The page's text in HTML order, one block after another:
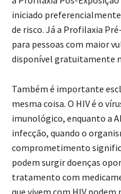
iniciado
de risco. Já a Profilaxia
para pessoas com maior
disponível gratuitamente
Também é importante
mesma coisa. O HIV é o
imunológico, enquanto a
infecção, quando o
comprometimento
podem surgir doenças
tratamento com
que vivem com HIV podem